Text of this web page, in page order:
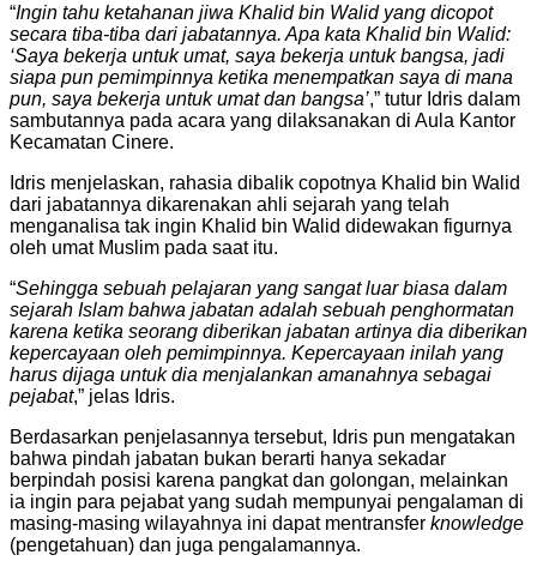
“Ingin tahu ketahanan jiwa Khalid bin Walid yang dicopot
secara tiba-tiba dari jabatannya. Apa kata Khalid bin Walid:
‘Saya bekerja untuk umat, saya bekerja untuk bangsa, jadi
siapa pun pemimpinnya ketika menempatkan saya di mana
pun, saya bekerja untuk umat dan bangsa’,” tutur Idris dalam
sambutannya pada acara yang dilaksanakan di Aula Kantor
Kecamatan Cinere.
Idris menjelaskan, rahasia dibalik copotnya Khalid bin Walid
dari jabatannya dikarenakan ahli sejarah yang telah
menganalisa tak ingin Khalid bin Walid didewakan figurnya
oleh umat Muslim pada saat itu.
“Sehingga sebuah pelajaran yang sangat luar biasa dalam
sejarah Islam bahwa jabatan adalah sebuah penghormatan
karena ketika seorang diberikan jabatan artinya dia diberikan
kepercayaan oleh pemimpinnya. Kepercayaan inilah yang
harus dijaga untuk dia menjalankan amanahnya sebagai
pejabat,” jelas Idris.
Berdasarkan penjelasannya tersebut, Idris pun mengatakan
bahwa pindah jabatan bukan berarti hanya sekadar
berpindah posisi karena pangkat dan golongan, melainkan
ia ingin para pejabat yang sudah mempunyai pengalaman di
masing-masing wilayahnya ini dapat mentransfer knowledge
(pengetahuan) dan juga pengalamannya.